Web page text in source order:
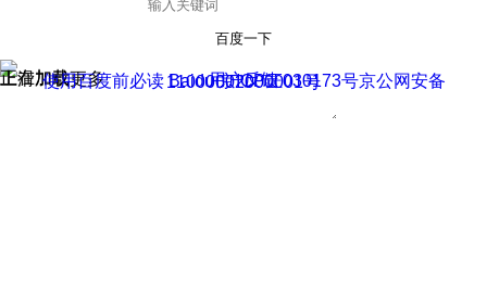
百度一下
正在加载
上滑加载更多 用户反馈
使用百度前必读 Baidu 京ICP证030173号
京公网安备11000002000001号